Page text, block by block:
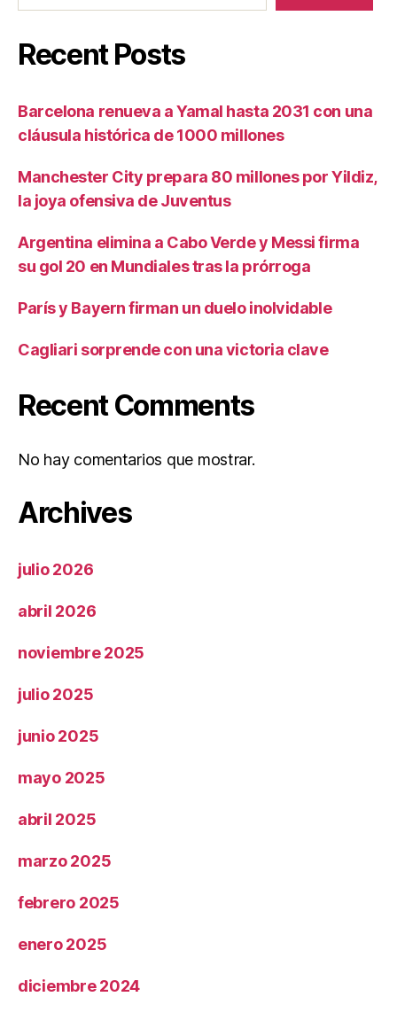
Recent Posts
Barcelona renueva a Yamal hasta 2031 con una
cláusula histórica de 1000 millones
Manchester City prepara 80 millones por Yildiz,
la joya ofensiva de Juventus
Argentina elimina a Cabo Verde y Messi firma
su gol 20 en Mundiales tras la prórroga
París y Bayern firman un duelo inolvidable
Cagliari sorprende con una victoria clave
Recent Comments
No hay comentarios que mostrar.
Archives
julio 2026
abril 2026
noviembre 2025
julio 2025
junio 2025
mayo 2025
abril 2025
marzo 2025
febrero 2025
enero 2025
diciembre 2024